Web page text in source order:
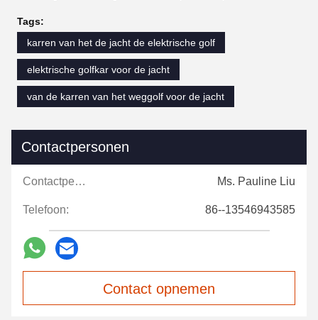
Tags:
karren van het de jacht de elektrische golf
elektrische golfkar voor de jacht
van de karren van het weggolf voor de jacht
Contactpersonen
Contactpersonen: Ms. Pauline Liu
Telefoon: 86--13546943585
Contact opnemen